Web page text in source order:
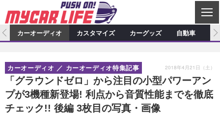
C
L
S
E
カーオーディオ
プロショップ検索 ショップ訪問記
カーオーディオニュース デモカー製作記
カスタマイズ特集記事 カスタマイズ新製品情報
カスタマイズニュース
カーグッズ
カーグッズ特集記事 カーグッズ新製品情報
自動車
カーオーディオ カスタマイズ カーグッズ 自動車
「グラウンドゼロ」から注目の小型パワーアン
プが3機種新登場! 利点から音質性能までを徹底
チェック!! 後編 3枚目の写真・画像
カーオーディオ カーオーディオ特集記事 2018年4月21日（土）